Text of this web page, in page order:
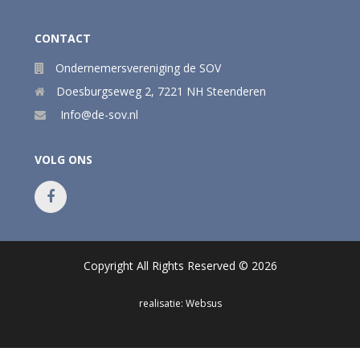
CONTACT
Ondernemersvereniging de SOV
Doesburgseweg 2, 7221 NH Steenderen
Info@de-sov.nl
VOLG ONS
Copyright All Rights Reserved © 2026
realisatie: Websus